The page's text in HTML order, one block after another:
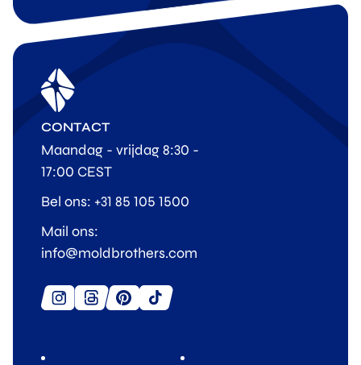
CONTACT
Maandag - vrijdag 8:30 -
17:00 CEST
Bel ons: +31 85 105 1500
Mail ons:
info@moldbrothers.com